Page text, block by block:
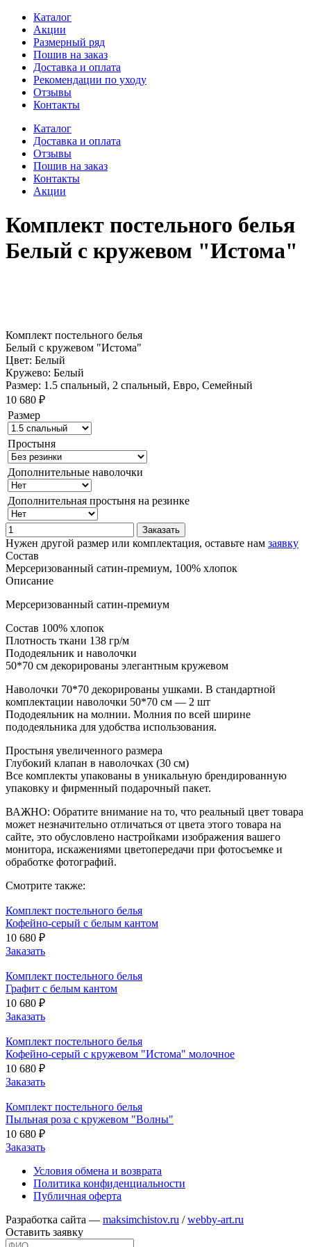
Каталог
Акции
Размерный ряд
Пошив на заказ
Доставка и оплата
Рекомендации по уходу
Отзывы
Контакты
Каталог
Доставка и оплата
Отзывы
Пошив на заказ
Контакты
Акции
Комплект постельного белья
Белый с кружевом "Истома"
Комплект постельного белья
Белый с кружевом "Истома"
Цвет: Белый
Кружево: Белый
Размер: 1.5 спальный, 2 спальный, Евро, Семейный
10 680 ₽
Размер
Простыня
Дополнительные наволочки
Дополнительная простыня на резинке
Заказать
Нужен другой размер или комплектация, оставьте нам заявку
Состав
Мерсеризованный сатин-премиум, 100% хлопок
Описание
Мерсеризованный сатин-премиум
Состав 100% хлопок
Плотность ткани 138 гр/м
Пододеяльник и наволочки
50*70 см декорированы элегантным кружевом
Наволочки 70*70 декорированы ушками. В стандартной
комплектации наволочки 50*70 см — 2 шт
Пододеяльник на молнии. Молния по всей ширине
пододеяльника для удобства использования.
Простыня увеличенного размера
Глубокий клапан в наволочках (30 см)
Все комплекты упакованы в уникальную брендированную
упаковку и фирменный подарочный пакет.
ВАЖНО: Обратите внимание на то, что реальный цвет товара
может незначительно отличаться от цвета этого товара на
сайте, это обусловлено настройками изображения вашего
монитора, искажениями цветопередачи при фотосъемке и
обработке фотографий.
Смотрите также:
Комплект постельного белья
Кофейно-серый с белым кантом
10 680 ₽
Заказать
Комплект постельного белья
Графит с белым кантом
10 680 ₽
Заказать
Комплект постельного белья
Кофейно-серый с кружевом "Истома" молочное
10 680 ₽
Заказать
Комплект постельного белья
Пыльная роза с кружевом "Волны"
10 680 ₽
Заказать
Условия обмена и возврата
Политика конфиденциальности
Публичная оферта
Разработка сайта — maksimchistov.ru /webby-art.ru
Оставить заявку